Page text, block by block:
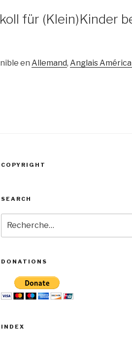
für (Klein)Kinder
en Allemand, Anglais
COPYRIGHT
SEARCH
pour
DONATIONS
INDEX